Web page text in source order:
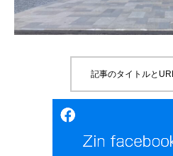
記事のタイトルと